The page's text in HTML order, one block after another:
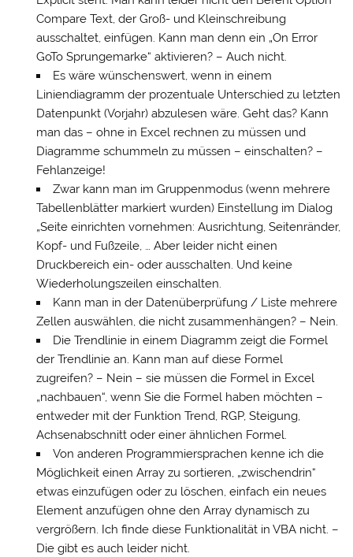
Compare Text, der Groß- und Kleinschreibung
ausschaltet, einfügen. Kann man denn ein „On Error
GoTo Sprungemarke“ aktivieren? – Auch nicht.
Es wäre wünschenswert, wenn in einem
Liniendiagramm der prozentuale Unterschied zu letzten
Datenpunkt (Vorjahr) abzulesen wäre. Geht das? Kann
man das – ohne in Excel rechnen zu müssen und
Diagramme schummeln zu müssen – einschalten? –
Fehlanzeige!
Zwar kann man im Gruppenmodus (wenn mehrere
Tabellenblätter markiert wurden) Einstellung im Dialog
„Seite einrichten vornehmen: Ausrichtung, Seitenränder,
Kopf- und Fußzeile, … Aber leider nicht einen
Druckbereich ein- oder ausschalten. Und keine
Wiederholungszeilen einschalten.
Kann man in der Datenüberprüfung / Liste mehrere
Zellen auswählen, die nicht zusammenhängen? – Nein.
Die Trendlinie in einem Diagramm zeigt die Formel
der Trendlinie an. Kann man auf diese Formel
zugreifen? – Nein – sie müssen die Formel in Excel
„nachbauen“, wenn Sie die Formel haben möchten –
entweder mit der Funktion Trend, RGP, Steigung,
Achsenabschnitt oder einer ähnlichen Formel.
Von anderen Programmiersprachen kenne ich die
Möglichkeit einen Array zu sortieren, „zwischendrin“
etwas einzufügen oder zu löschen, einfach ein neues
Element anzufügen ohne den Array dynamisch zu
vergrößern. Ich finde diese Funktionalität in VBA nicht. –
Die gibt es auch leider nicht.